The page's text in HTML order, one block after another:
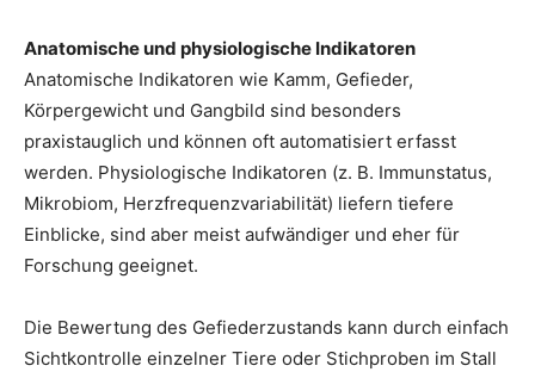
Anatomische und physiologische Indikatoren
Anatomische Indikatoren wie Kamm, Gefieder,
Körpergewicht und Gangbild sind besonders
praxistauglich und können oft automatisiert erfasst
werden. Physiologische Indikatoren (z. B. Immunstatus,
Mikrobiom, Herzfrequenzvariabilität) liefern tiefere
Einblicke, sind aber meist aufwändiger und eher für
Forschung geeignet.
Die Bewertung des Gefiederzustands kann durch einfach
Sichtkontrolle einzelner Tiere oder Stichproben im Stall